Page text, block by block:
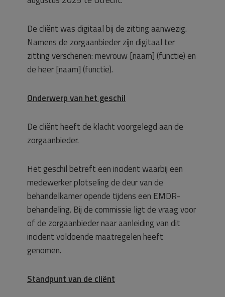
De cliënt was digitaal bij de zitting aanwezig.
Namens de zorgaanbieder zijn digitaal ter
zitting verschenen: mevrouw [naam] (functie) en
de heer [naam] (functie).
Onderwerp van het geschil
De cliënt heeft de klacht voorgelegd aan de
zorgaanbieder.
Het geschil betreft een incident waarbij een
medewerker plotseling de deur van de
behandelkamer opende tijdens een EMDR-
behandeling. Bij de commissie ligt de vraag voor
of de zorgaanbieder naar aanleiding van dit
incident voldoende maatregelen heeft
genomen.
Standpunt van de cliënt